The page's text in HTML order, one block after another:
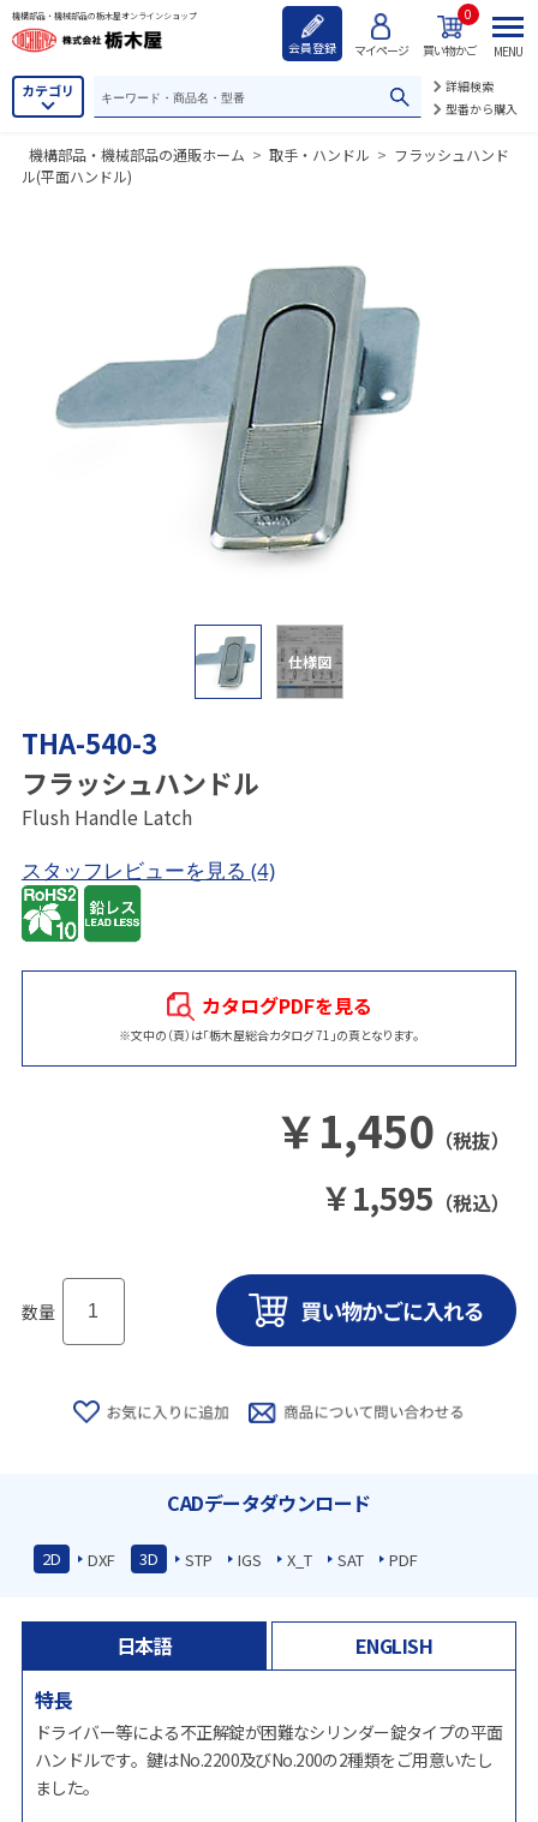
機構部品・機械部品の栃木屋オンラインショップ
会員登録 マイページ 買い物かご
0
カテゴリ
詳細検索
型番から購入
MENU
機構部品・機械部品の通販ホーム > 取手・ハンドル > フラッシュハンド
ル(平面ハンドル)
仕様図
THA-540-3
フラッシュハンドル
Flush Handle Latch
スタッフレビューを見る (4)
カタログPDFを見る
※文中の（頁）は「栃木屋総合カタログ 71」の頁となります。
￥1,450 （税抜）
￥1,595 （税込）
数量
CADデータダウンロード
2D DXF 3D STP IGS X_T SAT PDF
日本語
ENGLISH
特長
ドライバー等による不正解錠が困難なシリンダー錠タイプの平面
ハンドルです。鍵はNo.2200及びNo.200の2種類をご用意いたし
ました。